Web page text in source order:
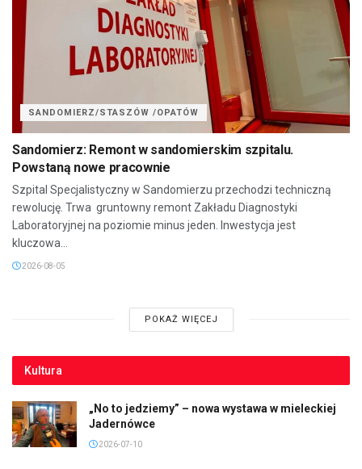
SANDOMIERZ/STASZÓW /OPATÓW
Sandomierz: Remont w sandomierskim szpitalu.
Powstaną nowe pracownie
Szpital Specjalistyczny w Sandomierzu przechodzi techniczną
rewolucję. Trwa gruntowny remont Zakładu Diagnostyki
Laboratoryjnej na poziomie minus jeden. Inwestycja jest
kluczowa...
2026-08-05
POKAŻ WIĘCEJ
Kultura
„No to jedziemy” – nowa wystawa w mieleckiej
Jadernówce
2026-07-10